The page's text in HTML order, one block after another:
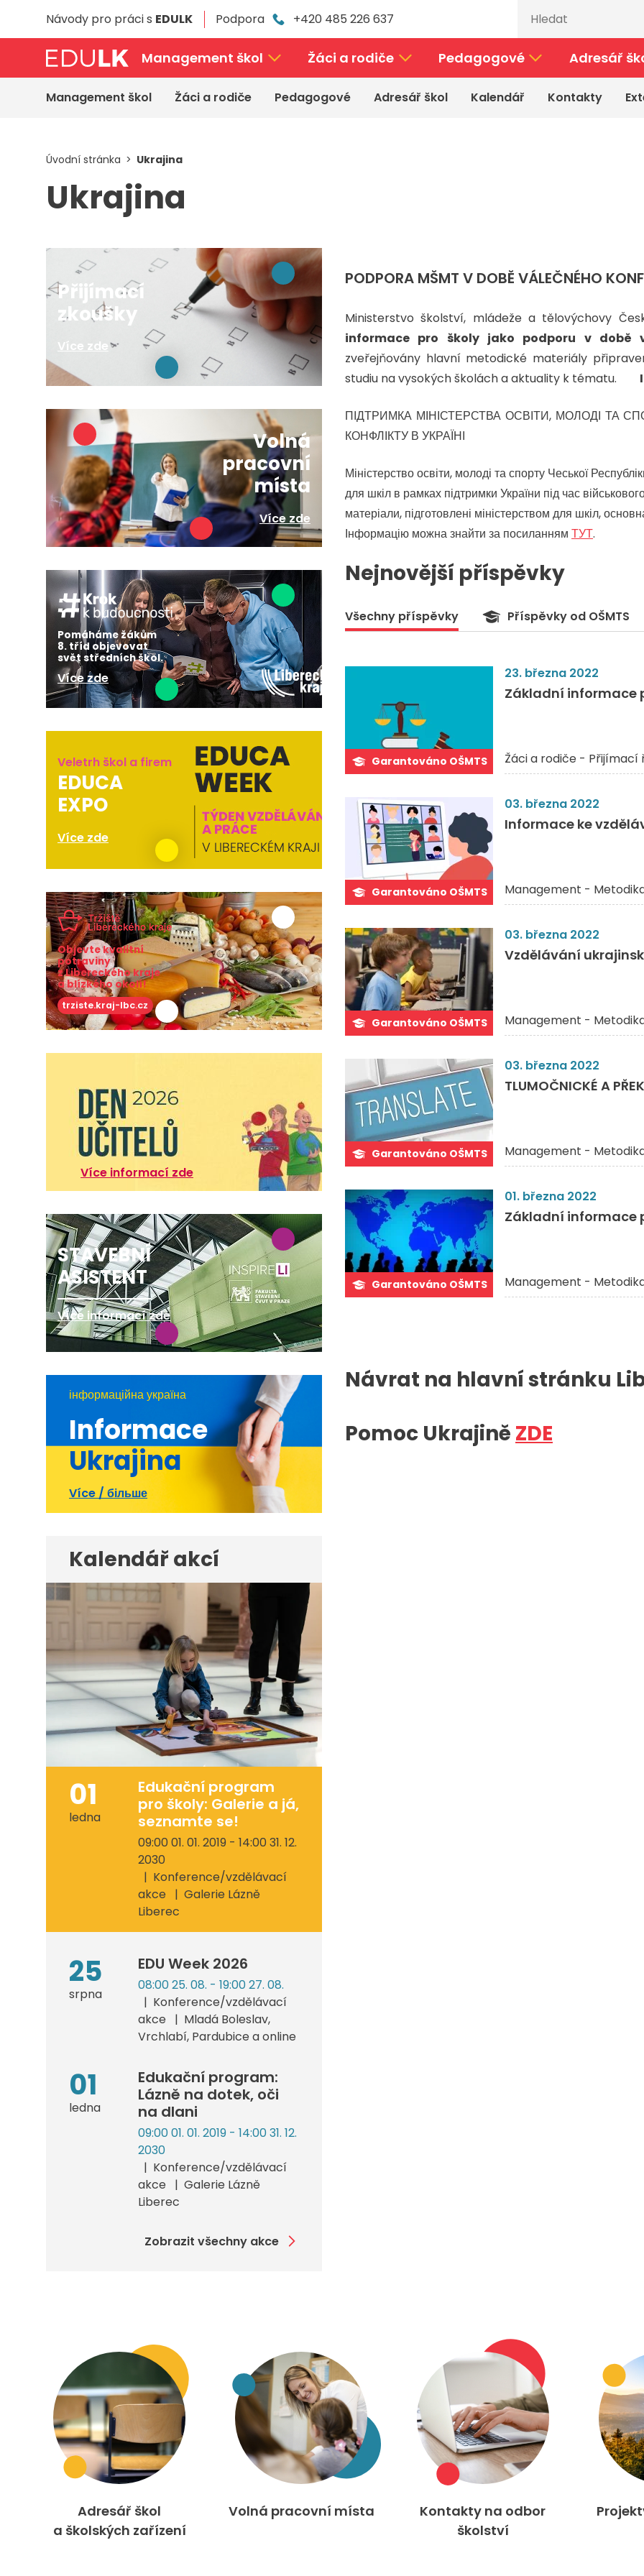
Návody pro práci s EDULK Podpora +420 485 226 637
Management škol Žáci a rodiče Pedagogové Adresář
Management škol Žáci a rodiče Pedagogové Adresář škol Kalendář Kontakty
Úvodní stránka Ukrajina
Ukrajina
PODPORA MŠMT V DOBĚ VÁLEČNÉHO
Ministerstvo školství, mládeže a tělovýchovy
informace pro školy jako podporu v době
zveřejňovány hlavní metodické materiály
studiu na vysokých školách a aktuality k tématu.
ПІДТРИМКА МІНІСТЕРСТВА ОСВІТИ, МОЛОДІ ТА
КОНФЛІКТУ В УКРАЇНІ
Міністерство освіти, молоді та спорту Чеської
для шкіл в рамках підтримки України під час
матеріали, підготовлені міністерством для шкіл,
Інформацію можна знайти за посиланням ТУТ.
Nejnovější příspěvky
Všechny příspěvky Příspěvky od OŠMTS
Garantováno OŠMTS
23. března 2022
Základní informace
Žáci a rodiče - Přijímací
Garantováno OŠMTS
03. března 2022
Informace ke
Management -
Garantováno OŠMTS
03. března 2022
Vzdělávání
Management -
Garantováno OŠMTS
03. března 2022
TLUMOČNICKÉ A
Management -
Garantováno OŠMTS
01. března 2022
Základní informace
Management -
Návrat na hlavní stránku
Pomoc Ukrajině ZDE
Přijímací
zkoušky
Více zde
Volná
pracovní
místa
Více zde
Pomáháme žákům
8. tříd objevovat
svět středních škol.
Více zde
Veletrh škol a firem
EDUCA
EXPO
Více zde
Objevte kvalitní
potraviny
z Libereckého kraje
a blízkého okolí!
trziste.kraj-lbc.cz
Více informací zde
STAVEBNÍ
ASISTENT
Více informací zde
інформаційна україна
Informace
Ukrajina
Více / більше
Kalendář akcí
01
ledna
Edukační program
pro školy: Galerie a já,
seznamte se!
09:00 01. 01. 2019 - 14:00 31. 12.
2030
Konference/vzdělávací
akce
Galerie Lázně
Liberec
25
srpna
EDU Week 2026
08:00 25. 08. - 19:00 27. 08.
Konference/vzdělávací
akce
Mladá Boleslav,
Vrchlabí, Pardubice a online
01
ledna
Edukační program:
Lázně na dotek, oči
na dlani
09:00 01. 01. 2019 - 14:00 31. 12.
2030
Konference/vzdělávací
akce
Galerie Lázně
Liberec
Zobrazit všechny akce
Adresář škol
a školských zařízení
Volná pracovní místa
Kontakty na odbor
školství